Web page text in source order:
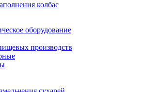
колбас
оборудование
производств